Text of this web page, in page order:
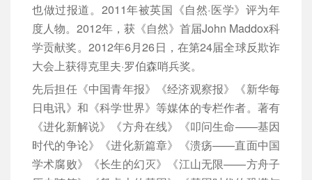
也做过报道。2011年被英国《自然·医学》评为年
度人物。2012年，获《自然》首届John Maddox科
学贡献奖。2012年6月26日，在第24届全球反欺诈
大会上获得克里夫·罗伯森哨兵奖。
先后担任《中国青年报》《经济观察报》《新华每
日电讯》和《科学世界》等媒体的专栏作者。著有
《进化新解说》《方舟在线》《叩问生命——基因
时代的争论》《进化新篇章》《溃疡——直面中国
学术腐败》《长生的幻灭》《江山无限——方舟子